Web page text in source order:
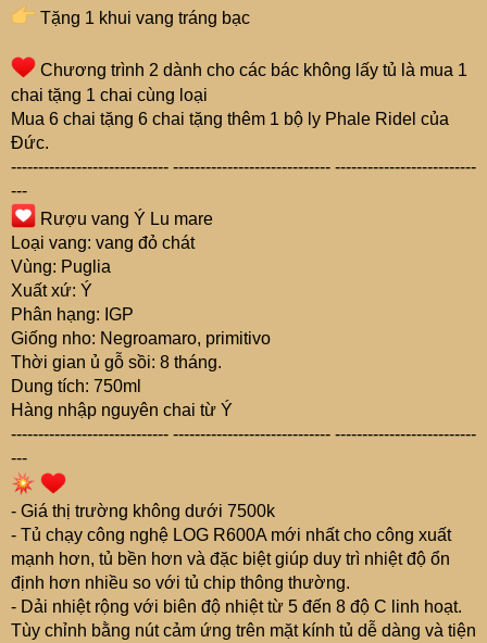
Tặng 1 khui vang tráng bạc
Chương trình 2 dành cho các bác không lấy tủ là mua 1
chai tặng 1 chai cùng loại
Mua 6 chai tặng 6 chai tặng thêm 1 bộ ly Phale Ridel của
Đức.
----------------------------- ----------------------------- --------------------------
---
Rượu vang Ý Lu mare
Loại vang: vang đỏ chát
Vùng: Puglia
Xuất xứ: Ý
Phân hạng: IGP
Giống nho: Negroamaro, primitivo
Thời gian ủ gỗ sồi: 8 tháng.
Dung tích: 750ml
Hàng nhập nguyên chai từ Ý
----------------------------- ----------------------------- --------------------------
---
- Giá thị trường không dưới 7500k
- Tủ chạy công nghệ LOG R600A mới nhất cho công xuất
mạnh hơn, tủ bền hơn và đặc biệt giúp duy trì nhiệt độ ổn
định hơn nhiều so với tủ chip thông thường.
- Dải nhiệt rộng với biên độ nhiệt từ 5 đến 8 độ C linh hoạt.
Tùy chỉnh bằng nút cảm ứng trên mặt kính tủ dễ dàng và tiện